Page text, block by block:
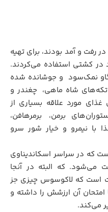
رفت و آمد بودند، برای تهیه
در کشتی استفاده می‌کردند.
نمک‌سود و جوشانده شده
تکه‌های شاه ماهی، چغندر و
مورد علاقه بسیاری از
برمن،
برمرهافن،
با نیمرو و خیار شور سرو
که در سراسر اسکاندیناوی
می‌شود. که البته در آنجا
است که لاکوسوس چیزی جز
آن ارزشش را داشته و
می‌کند.